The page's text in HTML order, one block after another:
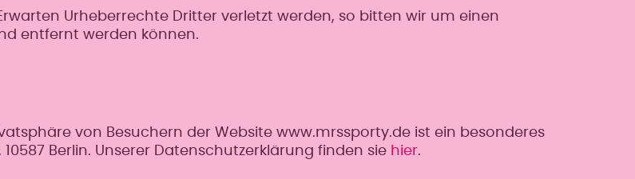
Urheberrechte Dritter verletzt werden, so bitten wir um einen
entfernt werden können.
von Besuchern der Website www.mrssporty.de ist ein besonderes
Berlin. Unserer Datenschutzerklärung finden sie hier.